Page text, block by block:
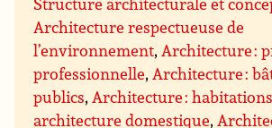
Architecture respectueuse de
l’environnement,Architecture :
professionnelle,Architecture :
publics,Architecture :
architecture domestique,